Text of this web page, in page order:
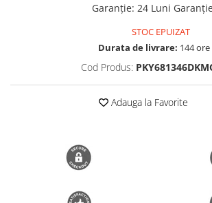
Garanție: 24 Luni
STOC EPUIZAT
Durata de livrare: 144 ore
Cod Produs:
Adauga la Favorite